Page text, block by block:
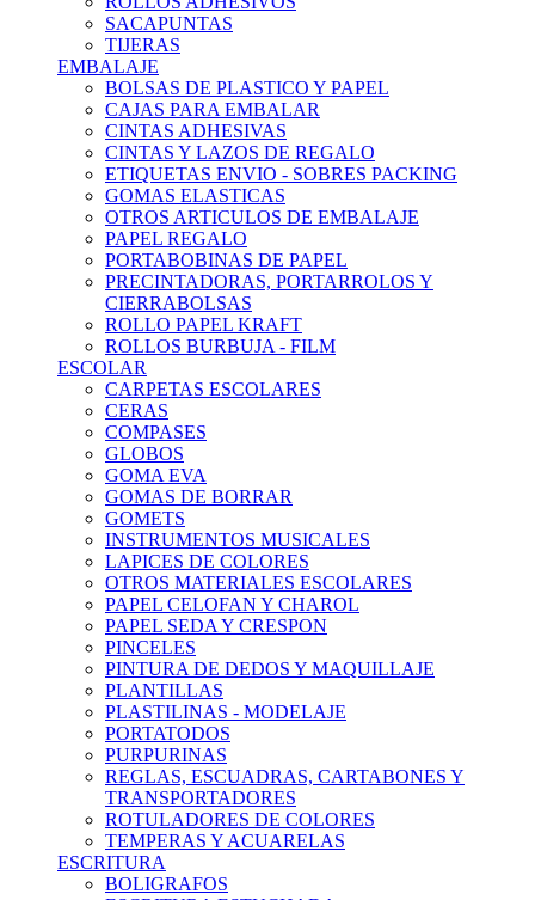
SACAPUNTAS
TIJERAS
EMBALAJE
BOLSAS DE PLASTICO Y PAPEL
CAJAS PARA EMBALAR
CINTAS ADHESIVAS
CINTAS Y LAZOS DE REGALO
ETIQUETAS ENVIO - SOBRES PACKING
GOMAS ELASTICAS
OTROS ARTICULOS DE EMBALAJE
PAPEL REGALO
PORTABOBINAS DE PAPEL
PRECINTADORAS, PORTARROLOS Y
CIERRABOLSAS
ROLLO PAPEL KRAFT
ROLLOS BURBUJA - FILM
ESCOLAR
CARPETAS ESCOLARES
CERAS
COMPASES
GLOBOS
GOMA EVA
GOMAS DE BORRAR
GOMETS
INSTRUMENTOS MUSICALES
LAPICES DE COLORES
OTROS MATERIALES ESCOLARES
PAPEL CELOFAN Y CHAROL
PAPEL SEDA Y CRESPON
PINCELES
PINTURA DE DEDOS Y MAQUILLAJE
PLANTILLAS
PLASTILINAS - MODELAJE
PORTATODOS
PURPURINAS
REGLAS, ESCUADRAS, CARTABONES Y
TRANSPORTADORES
ROTULADORES DE COLORES
TEMPERAS Y ACUARELAS
ESCRITURA
BOLIGRAFOS